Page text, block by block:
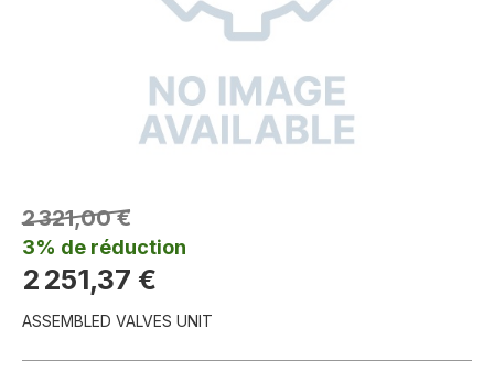
2 321,00 €
3% de réduction
2 251,37 €
ASSEMBLED VALVES UNIT